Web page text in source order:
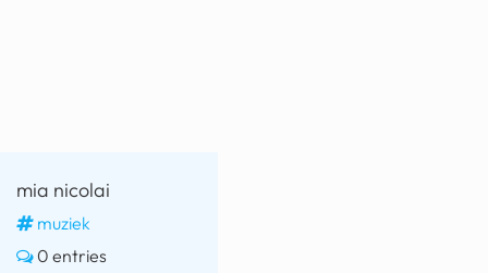
armand duplantis
duitsland
mia nicolai
muziek
0 entries